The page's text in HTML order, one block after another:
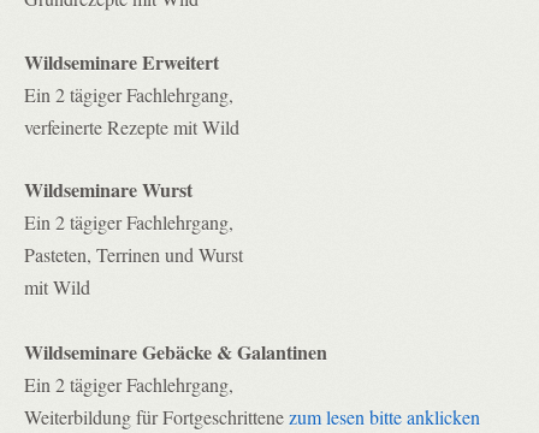
Wildseminare Erweitert
Ein 2 tägiger Fachlehrgang,
verfeinerte Rezepte mit Wild
Wildseminare Wurst
Ein 2 tägiger Fachlehrgang,
Pasteten, Terrinen und Wurst
mit Wild
Wildseminare Gebäcke & Galantinen
Ein 2 tägiger Fachlehrgang,
Weiterbildung für Fortgeschrittenezum lesen bitte anklicken